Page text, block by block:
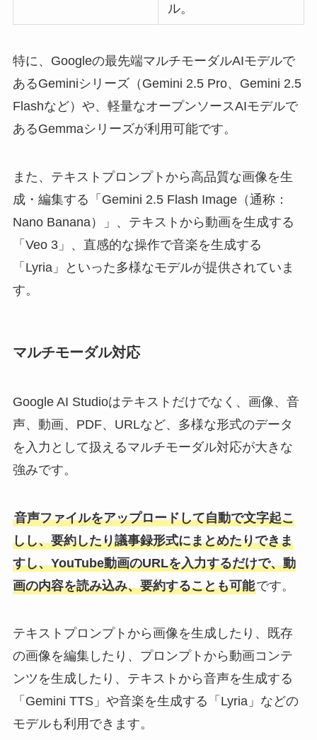
ル。
特に、Googleの最先端マルチモーダルAIモデルで
あるGeminiシリーズ（Gemini 2.5 Pro、Gemini 2.5
Flashなど）や、軽量なオープンソースAIモデルで
あるGemmaシリーズが利用可能です。
また、テキストプロンプトから高品質な画像を生
成・編集する「Gemini 2.5 Flash Image（通称：
Nano Banana）」、テキストから動画を生成する
「Veo 3」、直感的な操作で音楽を生成する
「Lyria」といった多様なモデルが提供されていま
す。
マルチモーダル対応
Google AI Studioはテキストだけでなく、画像、音
声、動画、PDF、URLなど、多様な形式のデータ
を入力として扱えるマルチモーダル対応が大きな
強みです。
音声ファイルをアップロードして自動で文字起こ
しし、要約したり議事録形式にまとめたりできま
すし、YouTube動画のURLを入力するだけで、動
画の内容を読み込み、要約することも可能です。
テキストプロンプトから画像を生成したり、既存
の画像を編集したり、プロンプトから動画コンテ
ンツを生成したり、テキストから音声を生成する
「Gemini TTS」や音楽を生成する「Lyria」などの
モデルも利用できます。